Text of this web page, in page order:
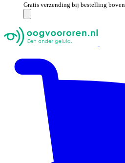
Gratis verzending bij bestelling boven